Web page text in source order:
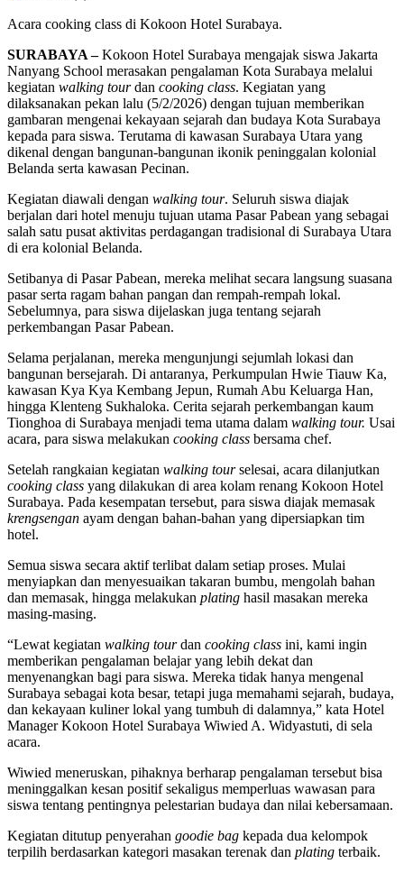
Acara cooking class di Kokoon Hotel Surabaya.
SURABAYA –Kokoon Hotel Surabaya mengajak siswa Jakarta
Nanyang School merasakan pengalaman Kota Surabaya melalui
kegiatan walking tourdan cooking class. Kegiatan yang
dilaksanakan pekan lalu (5/2/2026) dengan tujuan memberikan
gambaran mengenai kekayaan sejarah dan budaya Kota Surabaya
kepada para siswa. Terutama di kawasan Surabaya Utara yang
dikenal dengan bangunan-bangunan ikonik peninggalan kolonial
Belanda serta kawasan Pecinan.
Kegiatan diawali dengan walking tour. Seluruh siswa diajak
berjalan dari hotel menuju tujuan utama Pasar Pabean yang sebagai
salah satu pusat aktivitas perdagangan tradisional di Surabaya Utara
di era kolonial Belanda.
Setibanya di Pasar Pabean, mereka melihat secara langsung suasana
pasar serta ragam bahan pangan dan rempah-rempah lokal.
Sebelumnya, para siswa dijelaskan juga tentang sejarah
perkembangan Pasar Pabean.
Selama perjalanan, mereka mengunjungi sejumlah lokasi dan
bangunan bersejarah. Di antaranya, Perkumpulan Hwie Tiauw Ka,
kawasan Kya Kya Kembang Jepun, Rumah Abu Keluarga Han,
hingga Klenteng Sukhaloka. Cerita sejarah perkembangan kaum
Tionghoa di Surabaya menjadi tema utama dalam walking tour. Usai
acara, para siswa melakukan cooking class bersama chef.
Setelah rangkaian kegiatan walking tourselesai, acara dilanjutkan
cooking class yang dilakukan di area kolam renang Kokoon Hotel
Surabaya. Pada kesempatan tersebut, para siswa diajak memasak
krengsengan ayam dengan bahan-bahan yang dipersiapkan tim
hotel.
Semua siswa secara aktif terlibat dalam setiap proses. Mulai
menyiapkan dan menyesuaikan takaran bumbu, mengolah bahan
dan memasak, hingga melakukan plating hasil masakan mereka
masing-masing.
“Lewat kegiatan walking tourdan cooking class ini, kami ingin
memberikan pengalaman belajar yang lebih dekat dan
menyenangkan bagi para siswa. Mereka tidak hanya mengenal
Surabaya sebagai kota besar, tetapi juga memahami sejarah, budaya,
dan kekayaan kuliner lokal yang tumbuh di dalamnya,” kata Hotel
Manager Kokoon Hotel Surabaya Wiwied A. Widyastuti, di sela
acara.
Wiwied meneruskan, pihaknya berharap pengalaman tersebut bisa
meninggalkan kesan positif sekaligus memperluas wawasan para
siswa tentang pentingnya pelestarian budaya dan nilai kebersamaan.
Kegiatan ditutup penyerahan goodie bag kepada dua kelompok
terpilih berdasarkan kategori masakan terenak dan plating terbaik.